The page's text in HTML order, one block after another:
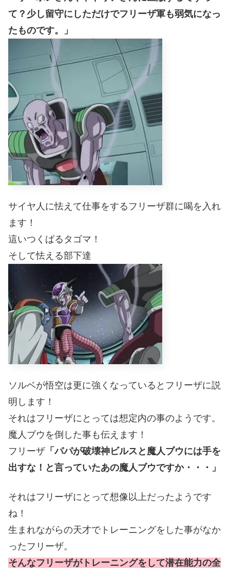
て？少し留守にしただけでフリーザ軍も弱気になっ
たものです。」
サイヤ人に怯えて仕事をするフリーザ群に喝を入れ
ます！
這いつくばるタゴマ！
そして怯える部下達
ソルベが悟空は更に強くなっているとフリーザに説
明します！
それはフリーザにとっては想定内の事のようです。
魔人ブウを倒した事も伝えます！
フリーザ 「パパが破壊神ビルスと魔人ブウには手を
出すな！と言っていたあの魔人ブウですか・・・」
それはフリーザにとって想像以上だったようです
ね！
生まれながらの天才でトレーニングをした事がなか
ったフリーザ。
そんなフリーザがトレーニングをして潜在能力の全